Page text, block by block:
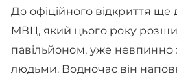
До офіційного відкриття ще
МВЦ, який цього року
павільйоном, уже невпинно
людьми. Водночас він